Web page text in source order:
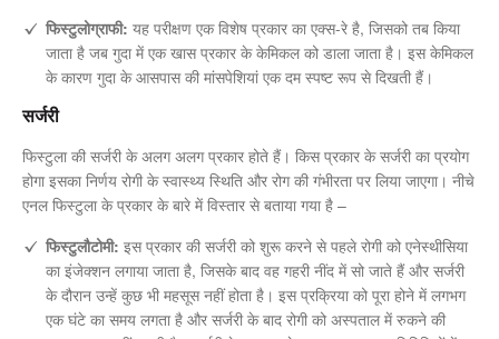
फिस्टुलोग्राफी: यह परीक्षण एक विशेष प्रकार का एक्स-रे है, जिसको तब किया
जाता है जब गुदा में एक खास प्रकार के केमिकल को डाला जाता है। इस केमिकल
के कारण गुदा के आसपास की मांसपेशियां एक दम स्पष्ट रूप से दिखती हैं।
सर्जरी
फिस्टुला की सर्जरी के अलग अलग प्रकार होते हैं। किस प्रकार के सर्जरी का प्रयोग
होगा इसका निर्णय रोगी के स्वास्थ्य स्थिति और रोग की गंभीरता पर लिया जाएगा। नीचे
एनल फिस्टुला के प्रकार के बारे में विस्तार से बताया गया है –
फिस्टुलौटोमी: इस प्रकार की सर्जरी को शुरू करने से पहले रोगी को एनेस्थीसिया
का इंजेक्शन लगाया जाता है, जिसके बाद वह गहरी नींद में सो जाते हैं और सर्जरी
के दौरान उन्हें कुछ भी महसूस नहीं होता है। इस प्रक्रिया को पूरा होने में लगभग
एक घंटे का समय लगता है और सर्जरी के बाद रोगी को अस्पताल में रुकने की